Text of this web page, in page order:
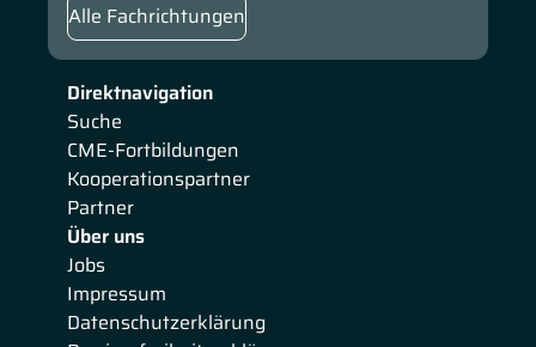
Direktnavigation
Suche
CME-Fortbildungen
Kooperationspartner
Partner
Über uns
Jobs
Impressum
Datenschutzerklärung
Alle Fachrichtungen